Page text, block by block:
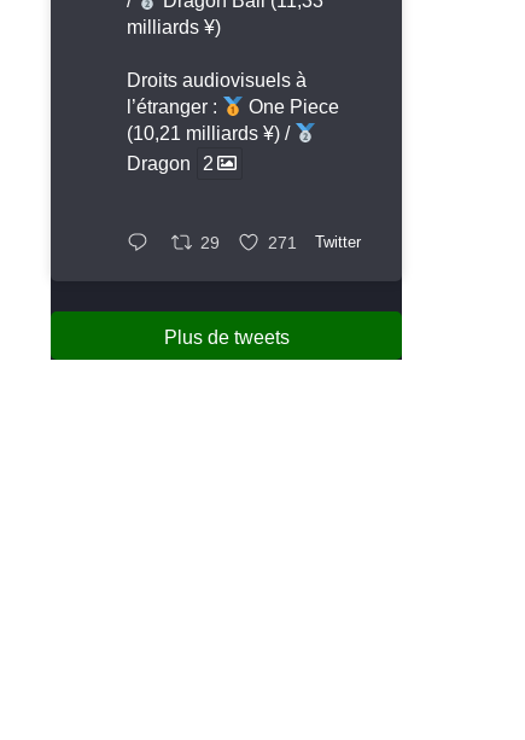
milliards ¥)
Droits audiovisuels à
l’étranger :
One Piece
(10,21 milliards ¥) /
Dragon
2
29 271 Twitter
Plus de tweets